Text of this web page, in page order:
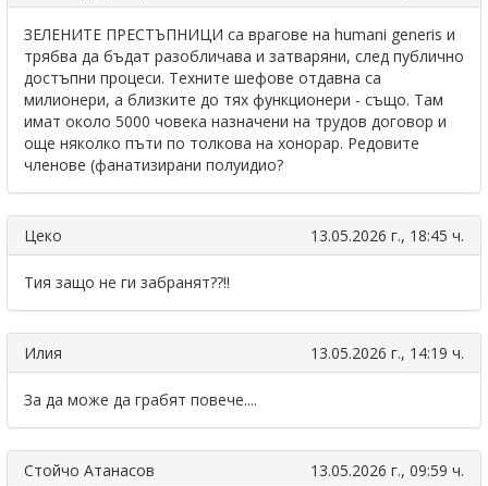
ЗЕЛЕНИТЕ ПРЕСТЪПНИЦИ са врагове на humani generis и
трябва да бъдат разобличава и затваряни, след публично
достъпни процеси. Техните шефове отдавна са
милионери, а близките до тях функционери - също. Там
имат около 5000 човека назначени на трудов договор и
още няколко пъти по толкова на хонорар. Редовите
членове (фанатизирани полуидио?
Цеко 13.05.2026 г., 18:45 ч.
Тия защо не ги забранят??!!
Илия 13.05.2026 г., 14:19 ч.
За да може да грабят повече....
Стойчо Атанасов 13.05.2026 г., 09:59 ч.